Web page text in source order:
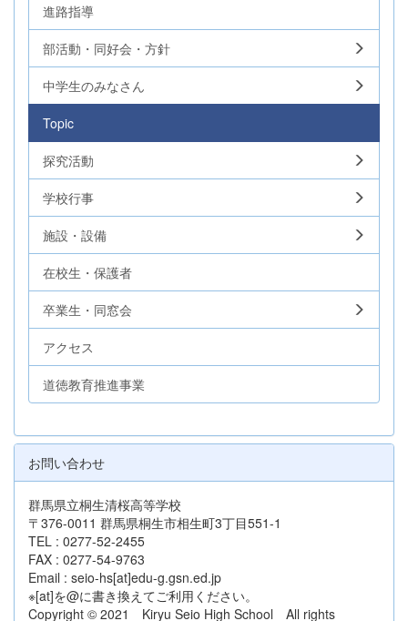
進路指導
部活動・同好会・方針
中学生のみなさん
Topic
探究活動
学校行事
施設・設備
在校生・保護者
卒業生・同窓会
アクセス
道徳教育推進事業
お問い合わせ
群馬県立桐生清桜高等学校
〒376-0011 群馬県桐生市相生町3丁目551-1
TEL : 0277-52-2455
FAX : 0277-54-9763
Email : seio-hs[at]edu-g.gsn.ed.jp
※[at]を@に書き換えてご利用ください。
Copyright © 2021 Kiryu Seio High School All rights